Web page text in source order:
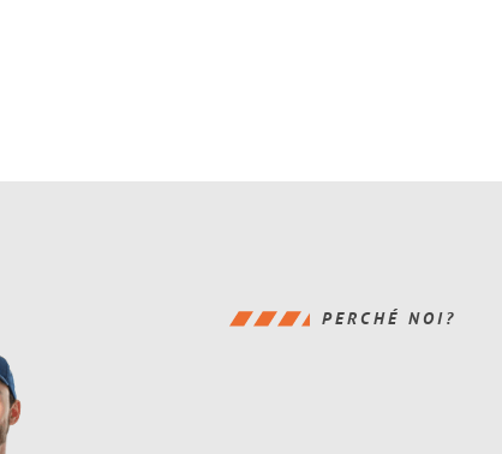
PERCHÉ NOI?